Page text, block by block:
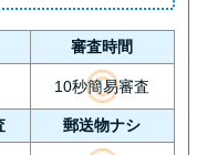
審査時間
10秒簡易審査
郵送物ナシ